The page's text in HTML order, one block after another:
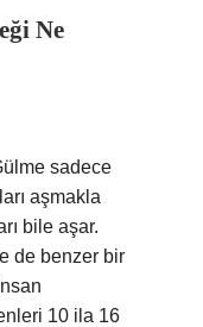
Ne
sadece
aşmakla
bile aşar.
de benzer bir
10 ila 16